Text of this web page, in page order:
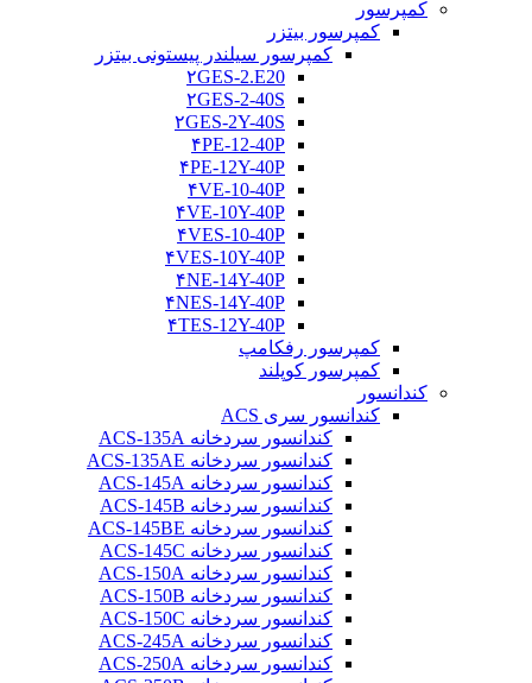
کمپرسور
کمپرسور بیتزر
کمپرسور سیلندر پیستونی بیتزر
۲GES-2.E20
۲GES-2-40S
۲GES-2Y-40S
۴PE-12-40P
۴PE-12Y-40P
۴VE-10-40P
۴VE-10Y-40P
۴VES-10-40P
۴VES-10Y-40P
۴NE-14Y-40P
۴NES-14Y-40P
۴TES-12Y-40P
کمپرسور رفکامپ
کمپرسور کوپلند
کندانسور
کندانسور سری ACS
کندانسور سردخانه ACS-135A
کندانسور سردخانه ACS-135AE
کندانسور سردخانه ACS-145A
کندانسور سردخانه ACS-145B
کندانسور سردخانه ACS-145BE
کندانسور سردخانه ACS-145C
کندانسور سردخانه ACS-150A
کندانسور سردخانه ACS-150B
کندانسور سردخانه ACS-150C
کندانسور سردخانه ACS-245A
کندانسور سردخانه ACS-250A